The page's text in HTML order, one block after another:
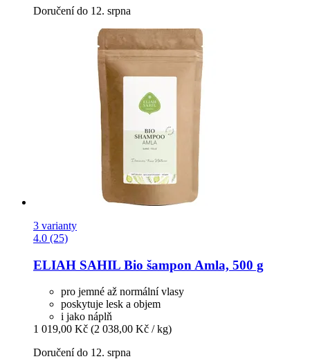
Doručení do 12. srpna
3 varianty
4.0 (25)
ELIAH SAHIL Bio šampon Amla, 500 g
pro jemné až normální vlasy
poskytuje lesk a objem
i jako náplň
1 019,00 Kč (2 038,00 Kč / kg)
Doručení do 12. srpna